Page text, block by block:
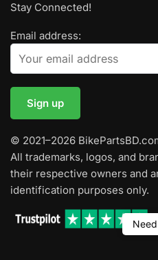
Stay Connected!
Email address:
© 2021–2026
All trademarks, logos, and
their respective owners and
identification purposes only.